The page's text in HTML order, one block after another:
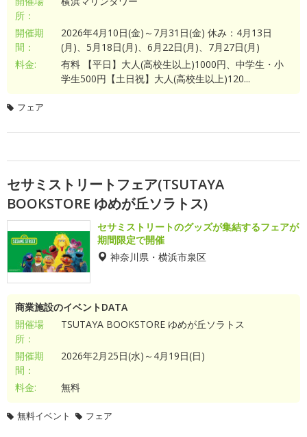
所：
開催期
間：
2026年4月10日(金)～7月31日(金) 休み：4月13日
(月)、5月18日(月)、6月22日(月)、7月27日(月)
料金:
有料 【平日】大人(高校生以上)1000円、中学生・小
学生500円【土日祝】大人(高校生以上)120...
フェア
セサミストリートフェア(TSUTAYA
BOOKSTORE ゆめが丘ソラトス)
セサミストリートのグッズが集結するフェアが
期間限定で開催
神奈川県・横浜市泉区
商業施設のイベントDATA
開催場
所：
TSUTAYA BOOKSTORE ゆめが丘ソラトス
開催期
間：
2026年2月25日(水)～4月19日(日)
料金: 無料
無料イベント フェア